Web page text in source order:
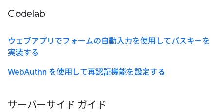
Codelab
ウェブアプリでフォームの自動入力を使用してパスキーを
実装する
WebAuthn を使用して再認証機能を設定する
サーバーサイド ガイド